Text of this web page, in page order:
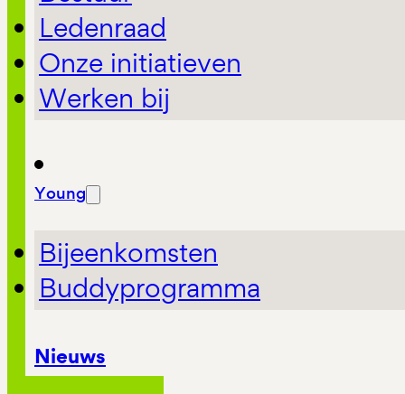
Ledenraad
Onze initiatieven
Werken bij
Young
Bijeenkomsten
Buddyprogramma
Nieuws